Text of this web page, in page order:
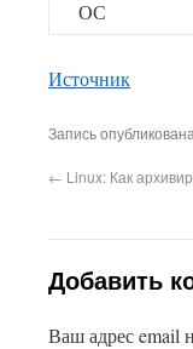
ОС
Источник
Запись
← Linux: Как
Добавить
Ваш адрес email
This plugin created by